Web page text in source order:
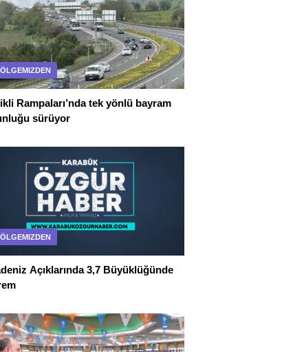
Rampaları’nda tek yönlü bayram
sürüyor
Açıklarında 3,7 Büyüklüğünde